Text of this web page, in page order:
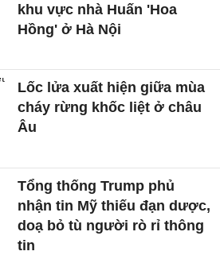
khu vực nhà Huấn 'Hoa
Hồng' ở Hà Nội
Lốc lửa xuất hiện giữa mùa
cháy rừng khốc liệt ở châu
Âu
Tổng thống Trump phủ
nhận tin Mỹ thiếu đạn dược,
doạ bỏ tù người rò rỉ thông
tin